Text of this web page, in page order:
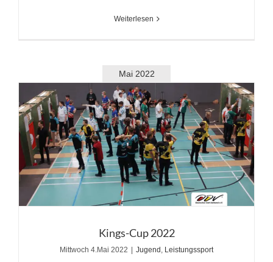
Weiterlesen
Mai 2022
Kings-Cup 2022
Mittwoch 4.Mai 2022 Jugend , Leistungssport